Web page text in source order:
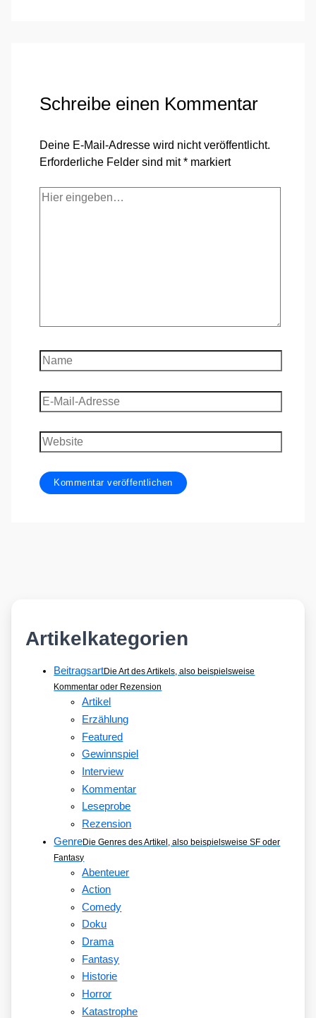
Schreibe einen Kommentar
Deine E-Mail-Adresse wird nicht veröffentlicht.
Erforderliche Felder sind mit* markiert
Hier
Name
E-
Mail-
Adresse
Website
Artikelkategorien
BeitragsartDie Art des Artikels, also beispielsweise
Kommentar oder Rezension
Artikel
Erzählung
Featured
Gewinnspiel
Interview
Kommentar
Leseprobe
Rezension
GenreDie Genres des Artikel, also beispielsweise SF oder
Fantasy
Abenteuer
Action
Comedy
Doku
Drama
Fantasy
Historie
Horror
Katastrophe